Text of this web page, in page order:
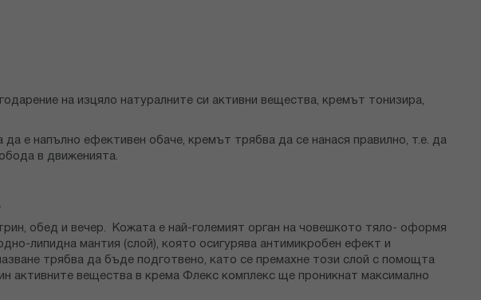
на изцяло натуралните си активни вещества, кремът тонизира,
е напълно ефективен обаче, кремът трябва да се нанася правилно, т.е. да
в движенията.
обед и вечер. Кожата е най-големият орган на човешкото тяло- оформя
липидна мантия (слой), която осигурява антимикробен ефект и
трябва да бъде подготвено, като се премахне този слой с помощта
активните вещества в крема Флекс комплекс ще проникнат максимално